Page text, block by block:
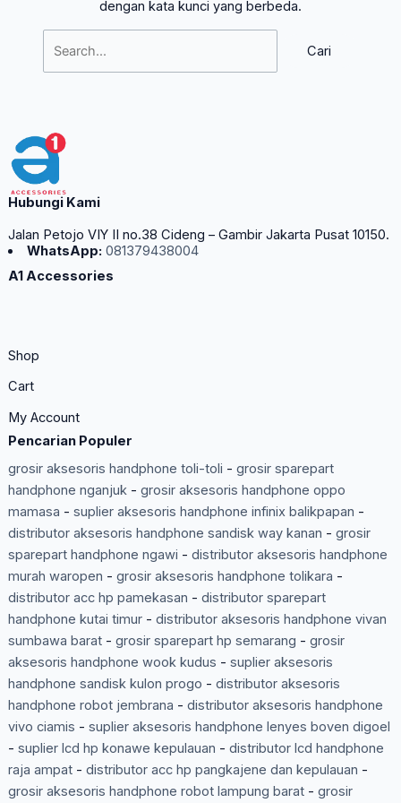
dengan kata kunci yang berbeda.
Hubungi Kami
Jalan Petojo VIY II no.38 Cideng – Gambir Jakarta Pusat 10150.
WhatsApp: 081379438004
A1 Accessories
Shop
Cart
My Account
Pencarian Populer
grosir aksesoris handphone toli-toli - grosir sparepart
handphone nganjuk- grosir aksesoris handphone oppo
mamasa - suplier aksesoris handphone infinix balikpapan -
distributor aksesoris handphone sandisk way kanan - grosir
sparepart handphone ngawi - distributor aksesoris handphone
murah waropen - grosir aksesoris handphone tolikara -
distributor acc hp pamekasan - distributor sparepart
handphone kutai timur- distributor aksesoris handphone vivan
sumbawa barat- grosir sparepart hp semarang - grosir
aksesoris handphone wook kudus - suplier aksesoris
handphone sandisk kulon progo - distributor aksesoris
handphone robot jembrana - distributor aksesoris handphone
vivo ciamis - suplier aksesoris handphone lenyes boven digoel
- suplier lcd hp konawe kepulauan - distributor lcd handphone
raja ampat- distributor acc hp pangkajene dan kepulauan -
grosir aksesoris handphone robot lampung barat- grosir